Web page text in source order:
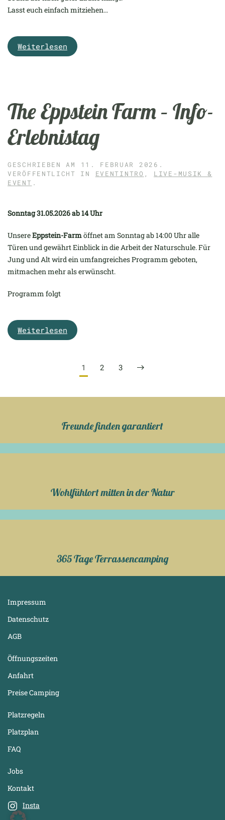
Lasst euch einfach mitziehen…
Weiterlesen
The Eppstein Farm – Info-
Erlebnistag
GESCHRIEBEN AM 11. FEBRUAR 2026 .
VERÖFFENTLICHT IN EVENTINTRO , LIVE-MUSIK &
EVENT .
Sonntag 31.05.2026 ab 14 Uhr
UnsereEppstein-Farmöffnet am Sonntag ab 14:00 Uhr alle
Türen und gewährt Einblick in die Arbeit der Naturschule. Für
Jung und Alt wird ein umfangreiches Programm geboten,
mitmachen mehr als erwünscht.
Programm folgt
Weiterlesen
1 2 3
Freunde finden garantiert
Wohlfühlort mitten in der Natur
365 Tage Terrassencamping
Impressum
Datenschutz
AGB
Öffnungszeiten
Anfahrt
Preise Camping
Platzregeln
Platzplan
FAQ
Jobs
Kontakt
Insta